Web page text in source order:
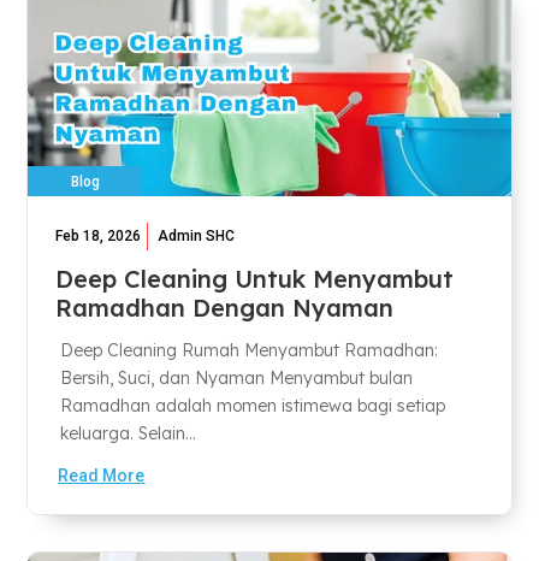
Blog
Feb 18, 2026 Admin SHC
Deep Cleaning Untuk Menyambut
Ramadhan Dengan Nyaman
Deep Cleaning Rumah Menyambut Ramadhan:
Bersih, Suci, dan Nyaman Menyambut bulan
Ramadhan adalah momen istimewa bagi setiap
keluarga. Selain...
Read More